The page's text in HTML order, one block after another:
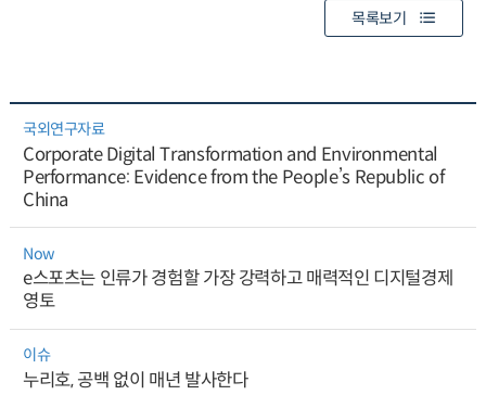
목록보기
국외연구자료
Corporate Digital Transformation and Environmental
Performance: Evidence from the People’s Republic of
China
Now
e스포츠는 인류가 경험할 가장 강력하고 매력적인 디지털경제
영토
이슈
누리호, 공백 없이 매년 발사한다